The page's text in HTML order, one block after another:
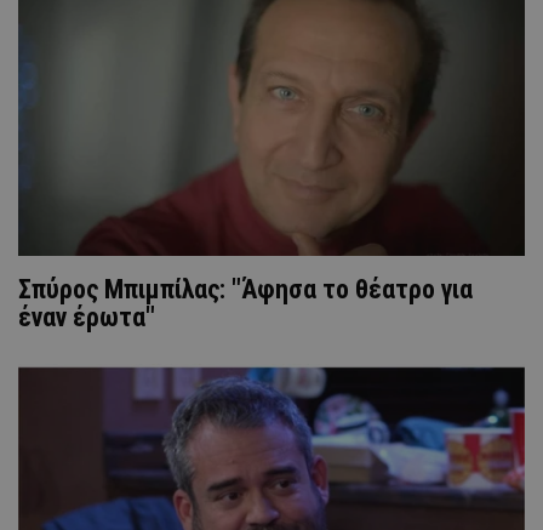
Σπύρος Μπιμπίλας: "Άφησα το θέατρο για
έναν έρωτα"